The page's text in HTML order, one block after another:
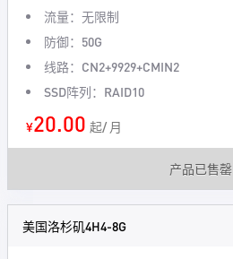
流量：无限制
防御：50G
线路：CN2+9929+CMIN2
SSD阵列：RAID10
¥20.00 起/ 月
产品已售罄
美国洛杉矶4H4-8G